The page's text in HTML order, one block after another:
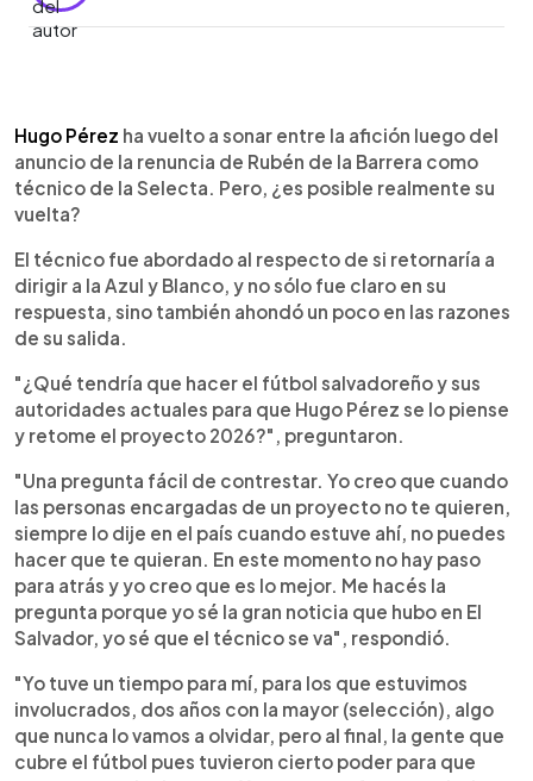
► Escuchar artículo
Hugo Pérez ha vuelto a sonar entre la afición luego del
anuncio de la renuncia de Rubén de la Barrera como
técnico de la Selecta. Pero, ¿es posible realmente su
vuelta?
El técnico fue abordado al respecto de si retornaría a
dirigir a la Azul y Blanco, y no sólo fue claro en su
respuesta, sino también ahondó un poco en las razones
de su salida.
"¿Qué tendría que hacer el fútbol salvadoreño y sus
autoridades actuales para que Hugo Pérez se lo piense
y retome el proyecto 2026?", preguntaron.
"Una pregunta fácil de contrestar. Yo creo que cuando
las personas encargadas de un proyecto no te quieren,
siempre lo dije en el país cuando estuve ahí, no puedes
hacer que te quieran. En este momento no hay paso
para atrás y yo creo que es lo mejor. Me hacés la
pregunta porque yo sé la gran noticia que hubo en El
Salvador, yo sé que el técnico se va", respondió.
"Yo tuve un tiempo para mí, para los que estuvimos
involucrados, dos años con la mayor (selección), algo
que nunca lo vamos a olvidar, pero al final, la gente que
cubre el fútbol pues tuvieron cierto poder para que